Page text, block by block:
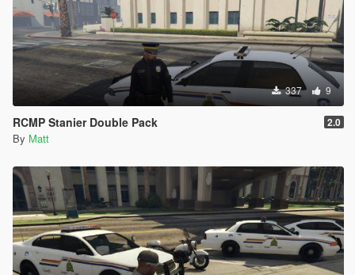
337 9
RCMP Stanier Double Pack 2.0
By Matt